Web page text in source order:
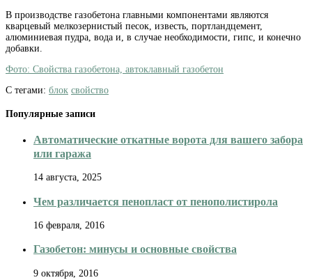
В производстве газобетона главными компонентами являются
кварцевый мелкозернистый песок, известь, портландцемент,
алюминиевая пудра, вода и, в случае необходимости, гипс, и конечно
добавки.
Фото: Свойства газобетона, автоклавный газобетон
С тегами: блок свойство
Популярные записи
Автоматические откатные ворота для вашего забора
или гаража
14 августа, 2025
Чем различается пенопласт от пенополистирола
16 февраля, 2016
Газобетон: минусы и основные свойства
9 октября, 2016